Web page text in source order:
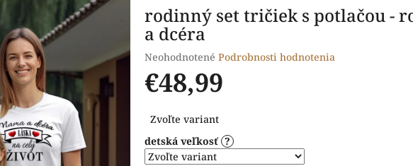
rodinný set tričiek s potlačou -
a dcéra
Priemerné
hodnotenie
produktu
0,0
5
hviezdičiek.
Neohodnotené Podrobnosti hodnotenia
€48,99
cena:
Zvoľte variant
detská veľkosť ?